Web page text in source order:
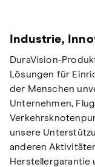
Industrie,
DuraVision-
Lösungen für
der Menschen
Unternehmen,
unsere
anderen
Herstellergarantie